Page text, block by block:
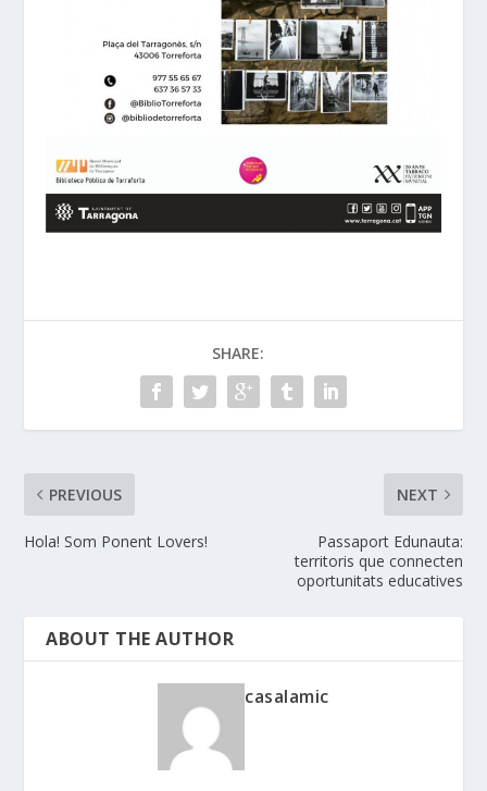
SHARE:
PREVIOUS
Hola! Som Ponent Lovers!
NEXT
Passaport Edunauta:
territoris que connecten
oportunitats educatives
ABOUT THE AUTHOR
casalamic